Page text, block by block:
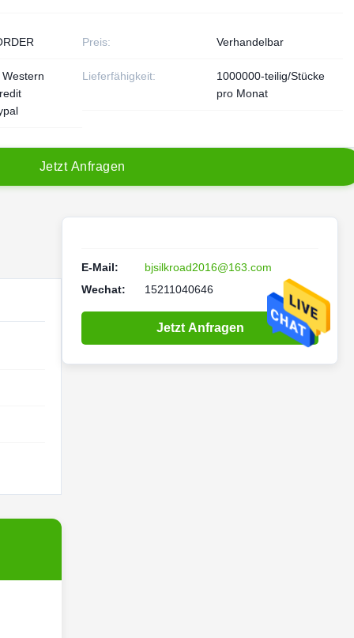
Preis: Verhandelbar
Lieferfähigkeit:
1000000-teilig/Stücke
pro Monat
Jetzt Anfragen
E-Mail:
bjsilkroad2016@163.com
Wechat:
15211040646
Jetzt Anfragen